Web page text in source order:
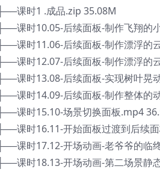
├──课时1 .成品.zip 35.08M
├──课时10.05-后续面板-制作飞翔的
├──课时11.06-后续面板-制作漂浮的
├──课时12.07-后续面板-制作漂浮的
├──课时13.08-后续面板-实现树叶晃
├──课时14.09-后续面板-制作整体的
├──课时15.10-场景切换面板.mp4
├──课时16.11-开始面板过渡到后续
├──课时17.12-开场动画-老爷爷的临
├──课时18.13-开场动画-第二场景静